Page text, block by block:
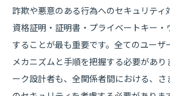
詐欺や悪意のある行為へのセキュリテ
資格証明・証明書・プライベートキー
することが最も重要です。全てのユーザ
メカニズムと手順を把握する必要があり
ーク設計者も、全関係者間における、